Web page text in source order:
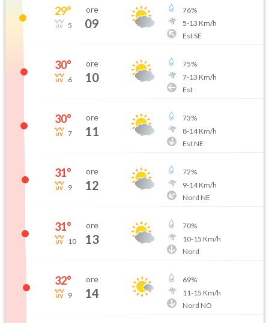
29°
5
ore
09
76%
5-13 Km/h
Est SE
30°
6
ore
10
75%
7-13 Km/h
Est
30°
7
ore
11
73%
8-14Km/h
Est NE
31°
9
ore
12
72%
9-14Km/h
Nord NE
31°
10
ore
13
70%
10-15 Km/h
Nord
32°
9
ore
14
69%
11-15 Km/h
Nord NO